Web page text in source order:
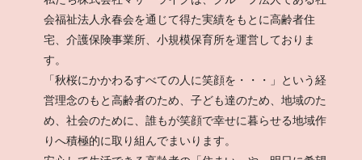
会福祉法人永春会を通じて得た実績をもとに高齢者住
宅、介護保険事業所、小規模保育所を運営しておりま
す。
「秋桜にかかわるすべての人に笑顔を・・・」という経
営理念のもと高齢者のため、子ども達のため、地域のた
め、社会のために、誰もが笑顔で幸せに暮らせる地域作
りへ積極的に取り組んでまいります。